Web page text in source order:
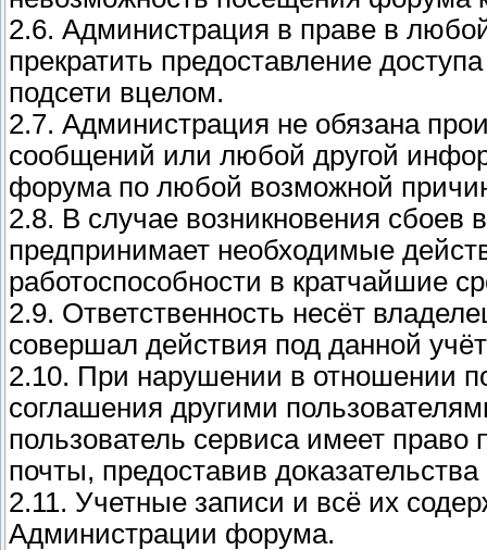
2.6. Администрация в праве в
прекратить предоставление
подсети вцелом.
2.7. Администрация не обязана
сообщений или любой другой
форума по любой возможной
2.8. В случае возникновения
предпринимает необходимые
работоспособности в кратчайшие
2.9. Ответственность несёт
совершал действия под данной
2.10. При нарушении в отношении
соглашения другими
пользователь сервиса имеет право
почты, предоставив
2.11. Учетные записи и всё их
Администрации форума.